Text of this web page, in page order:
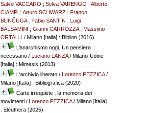
Salvo VACCARO ; Selva VARENGO ; Alberto
CIAMPI ; Arturo SCHWARZ; Franco
BUNČUGA; Fabio SANTIN ; Luigi
BALSAMINI ; Gianni CARROZZA; Massimo
ORTALLI / Milano [Italia] : Biblion (2016)
L’anarchismo oggi. Un pensiero
necessario/ Luciano LANZA/ Milano-Udine
[Italia] : Mimesis (2013)
L'archivio liberato/ Lorenzo PEZZICA/
Milano [Italia] : Bibliografica (2020)
Carte irrequiete ; la memoria dei
movimenti/ Lorenzo PEZZICA/ Milano [Italia]
: Elèuthera (2025)